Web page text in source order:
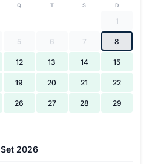
Q T S D
1
5 6 7 8
12 13 14 15
19 20 21 22
26 27 28 29
Set 2026